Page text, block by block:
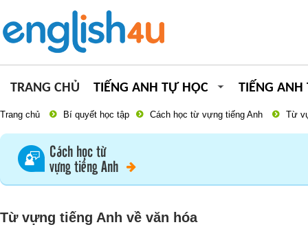
TRANG CHỦ TIẾNG ANH TỰ HỌC TIẾNG ANH
Trang chủ Bí quyết học tập Cách học từ vựng tiếng Anh Từ
Cách học từ
vựng tiếng Anh
Từ vựng tiếng Anh về văn hóa